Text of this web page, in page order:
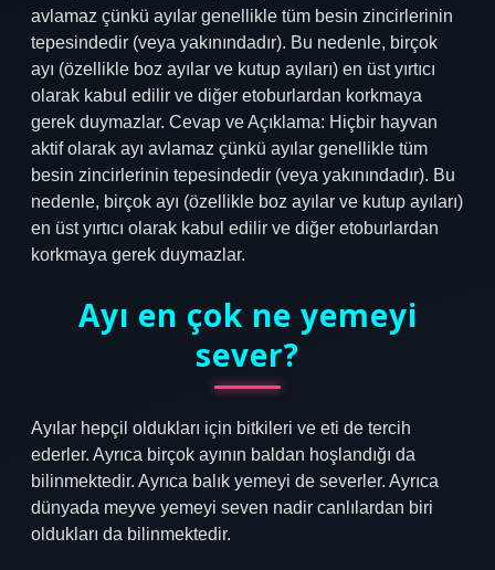
avlamaz çünkü ayılar genellikle tüm besin zincirlerinin
tepesindedir (veya yakınındadır). Bu nedenle, birçok
ayı (özellikle boz ayılar ve kutup ayıları) en üst yırtıcı
olarak kabul edilir ve diğer etoburlardan korkmaya
gerek duymazlar. Cevap ve Açıklama: Hiçbir hayvan
aktif olarak ayı avlamaz çünkü ayılar genellikle tüm
besin zincirlerinin tepesindedir (veya yakınındadır). Bu
nedenle, birçok ayı (özellikle boz ayılar ve kutup ayıları)
en üst yırtıcı olarak kabul edilir ve diğer etoburlardan
korkmaya gerek duymazlar.
Ayı en çok ne yemeyi
sever?
Ayılar hepçil oldukları için bitkileri ve eti de tercih
ederler. Ayrıca birçok ayının baldan hoşlandığı da
bilinmektedir. Ayrıca balık yemeyi de severler. Ayrıca
dünyada meyve yemeyi seven nadir canlılardan biri
oldukları da bilinmektedir.